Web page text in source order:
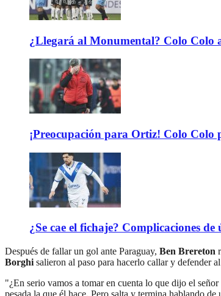
¿Llegará al Monumental? Colo Colo
¡Preocupación para Ortiz! Colo Colo
¿Se cae el fichaje? Complicaciones
Después de fallar un gol ante Paraguay, Ben Brereton
Borghi salieron al paso para hacerlo callar y defender
"¿En serio vamos a tomar en cuenta lo que dijo el
pesada la que él hace. Pero salta y termina hablando